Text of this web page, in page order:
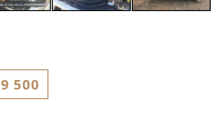
9 500